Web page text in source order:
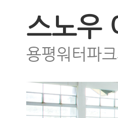
스노우
용평워터파